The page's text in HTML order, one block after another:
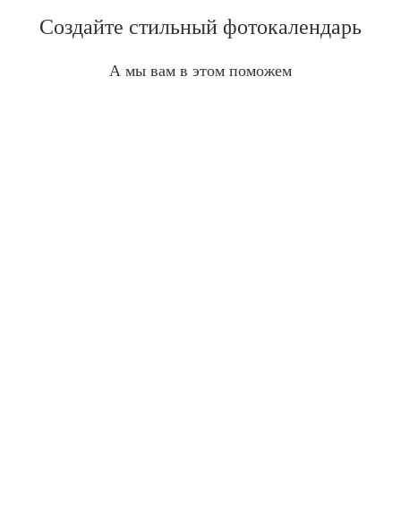
Создайте стильный фотокалендарь
А мы вам в этом поможем